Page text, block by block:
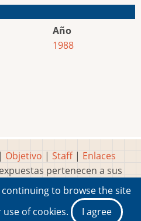
Año
1988
| Objetivo | Staff| Enlaces
pertenecen a sus
legítimos dueños
y diseños creados porMarty
del Videojuego®
continuing to browse the site
of cookies.
I agree